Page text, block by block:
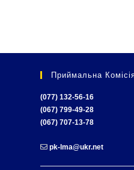
Приймальна
(077) 132-56-16
(067) 799-49-28
(067) 707-13-78
pk-lma@ukr.net